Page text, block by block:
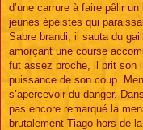
d’une carrure à faire pâlir
jeunes épéistes qui
Sabre brandi, il sauta du
amorçant une course
fut assez proche, il prit son
puissance de son coup.
s’apercevoir du danger.
pas encore remarqué la
brutalement Tiago hors de